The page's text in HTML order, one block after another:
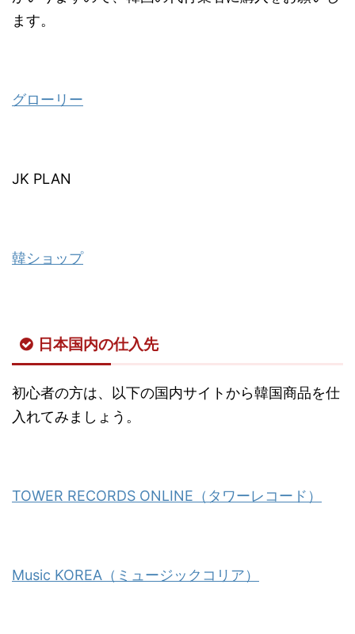
ます。
グローリー
JK PLAN
韓ショップ
日本国内の仕入先
初心者の方は、以下の国内サイトから韓国商品を仕
入れてみましょう。
TOWER RECORDS ONLINE（タワーレコード）
Music KOREA（ミュージックコリア）